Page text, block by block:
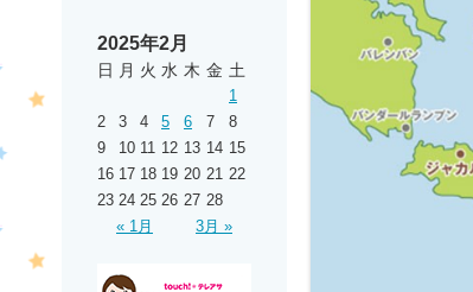
2025年2月
日 月 火 水 木 金 土
1
2
3 4 5 6 7
8
9
10 11 12 13 14 15
16 17 18 19 20 21 22
23 24 25 26 27 28
« 1月
3月 »